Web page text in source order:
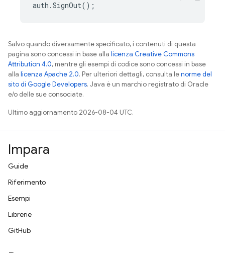
auth .SignOut();
Salvo quando diversamente specificato, i contenuti di questa
pagina sono concessi in base alla licenza Creative Commons
Attribution 4.0, mentre gli esempi di codice sono concessi in base
alla licenza Apache 2.0. Per ulteriori dettagli, consulta lenorme del
sito di Google Developers. Java è un marchio registrato di Oracle
e/o delle sue consociate.
Ultimo aggiornamento 2026-08-04 UTC.
Impara
Guide
Riferimento
Esempi
Librerie
GitHub